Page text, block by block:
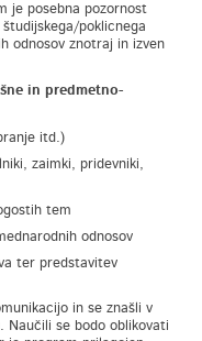
je posebna pozornost
poklicnega
odnosov znotraj in izven
in predmetno-
itd.)
zaimki, pridevniki,
tem
odnosov
ter predstavitev
in se znašli v
Naučili se bodo oblikovati